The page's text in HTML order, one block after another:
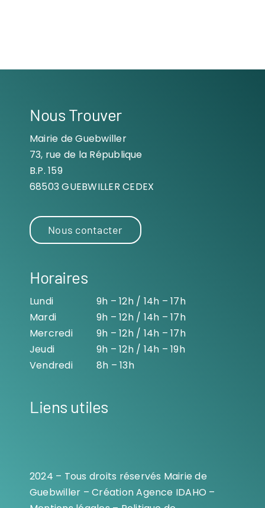
Nous Trouver
Mairie de Guebwiller
73, rue de la République
B.P. 159
68503 GUEBWILLER CEDEX
Nous contacter
Horaires
Lundi
9h – 12h / 14h – 17h
Mardi
9h – 12h / 14h – 17h
Mercredi
9h – 12h / 14h – 17h
Jeudi
9h – 12h / 14h – 19h
Vendredi
8h – 13h
Liens utiles
2024 – Tous droits réservés Mairie de
Guebwiller – CréationAgence IDAHO –